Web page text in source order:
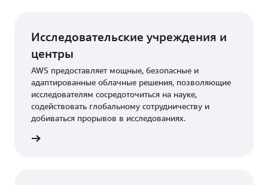
Исследовательские учреждения и
центры
AWS предоставляет мощные, безопасные и
адаптированные облачные решения, позволяющие
исследователям сосредоточиться на науке,
содействовать глобальному сотрудничеству и
добиваться прорывов в исследованиях.